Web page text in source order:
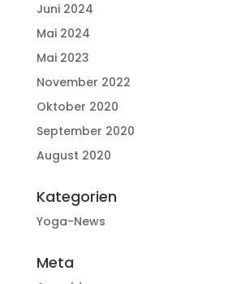
Juni 2024
Mai 2024
Mai 2023
November 2022
Oktober 2020
September 2020
August 2020
Kategorien
Yoga-News
Meta